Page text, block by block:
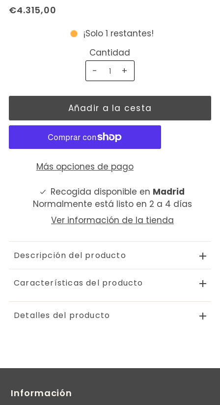
€4.315,00
¡Solo 1 restantes!
Cantidad
-
+
Más opciones de pago
Recogida disponible en Madrid
Normalmente está listo en 2 a 4 días
Ver información de la tienda
Descripción del producto
Características del producto
Detalles del producto
Información